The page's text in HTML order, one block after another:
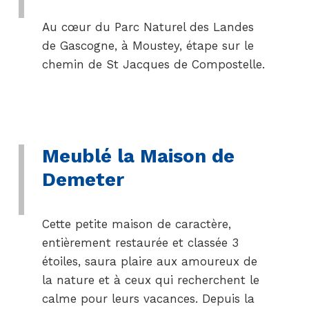
Au cœur du Parc Naturel des Landes
de Gascogne, à Moustey, étape sur le
chemin de St Jacques de Compostelle.
Meublé la Maison de
Demeter
Cette petite maison de caractère,
entièrement restaurée et classée 3
étoiles, saura plaire aux amoureux de
la nature et à ceux qui recherchent le
calme pour leurs vacances. Depuis la